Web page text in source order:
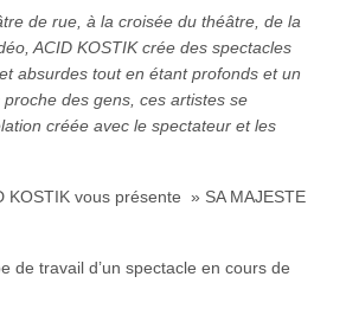
de rue, à la croisée du théâtre, de la
ACID KOSTIK crée des spectacles
absurdes tout en étant profonds et un
des gens, ces artistes se
créée avec le spectateur et les
KOSTIK vous présente » SA MAJESTE
de travail d’un spectacle en cours de